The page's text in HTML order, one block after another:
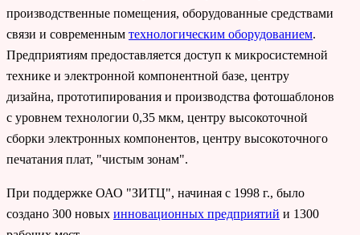
производственные помещения, оборудованные средствами
связи и современным технологическим оборудованием.
Предприятиям предоставляется доступ к микросистемной
технике и электронной компонентной базе, центру
дизайна, прототипирования и производства фотошаблонов
с уровнем технологии 0,35 мкм, центру высокоточной
сборки электронных компонентов, центру высокоточного
печатания плат, "чистым зонам".
При поддержке ОАО "ЗИТЦ", начиная с 1998 г., было
создано 300 новых инновационных предприятий и 1300